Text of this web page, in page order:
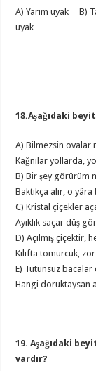
A) Yarım uyak B)
uyak
18.Aşağıdaki
A) Bilmezsin ovalar
Kağnılar yollarda,
B) Bir şey görürüm
Baktıkça alır, o
C) Kristal çiçekler
Ayıklık saçar düş
D) Açılmış çiçektir,
Kılıfta tomurcuk,
E) Tütünsüz bacalar
Hangi doruktaysan
19. Aşağıdaki
vardır?